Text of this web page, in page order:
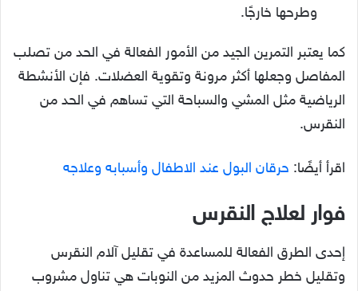
وطرحها خارجًا.
كما يعتبر التمرين الجيد من الأمور الفعالة في الحد من تصلب
المفاصل وجعلها أكثر مرونة وتقوية العضلات. فإن الأنشطة
الرياضية مثل المشي والسباحة التي تساهم في الحد من
النقرس.
اقرأ أيضًا: حرقان البول عند الاطفال وأسبابه وعلاجه
فوار لعلاج النقرس
إحدى الطرق الفعالة للمساعدة في تقليل آلام النقرس
وتقليل خطر حدوث المزيد من النوبات هي تناول مشروب